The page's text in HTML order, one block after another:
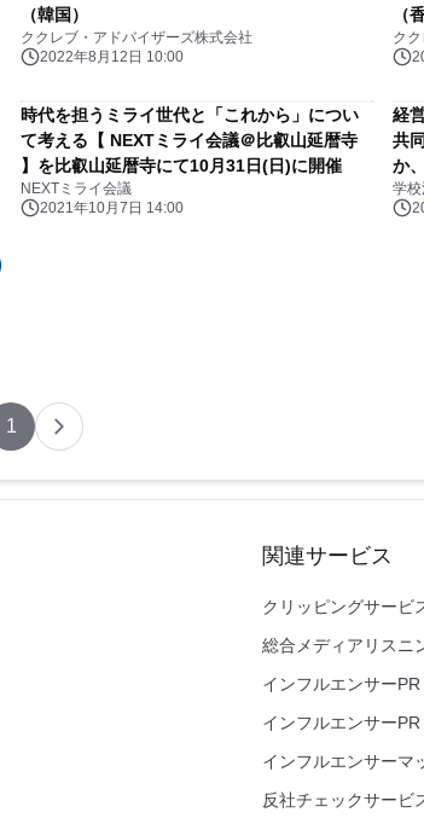
（韓国）
ククレブ・アドバイザーズ株式会社
2022年8月12日 10:00
（
ク
時代を担うミライ世代と「これから」につい
て考える【 NEXTミライ会議＠比叡山延暦寺
】を比叡山延暦寺にて10月31日(日)に開催
NEXTミライ会議
2021年10月7日 14:00
経
共
か
学
1
関連サービス
クリッピングサービ
総合メディアリスニ
インフルエンサー
インフルエンサー
インフルエンサーマ
反社チェックサービ